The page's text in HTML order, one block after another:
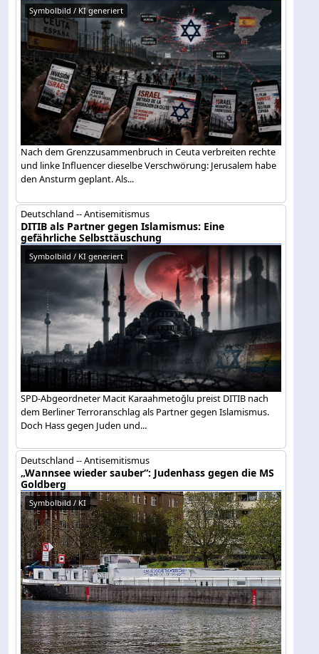
Symbolbild / KI generiert
Nach dem Grenzzusammenbruch in Ceuta verbreiten rechte
und linke Influencer dieselbe Verschwörung: Jerusalem habe
den Ansturm geplant. Als...
Deutschland -- Antisemitismus
DITIB als Partner gegen Islamismus: Eine
gefährliche Selbsttäuschung
Symbolbild / KI generiert
SPD-Abgeordneter Macit Karaahmetoğlu preist DITIB nach
dem Berliner Terroranschlag als Partner gegen Islamismus.
Doch Hass gegen Juden und...
Deutschland -- Antisemitismus
„Wannsee wieder sauber“: Judenhass gegen die MS
Goldberg
Symbolbild / KI